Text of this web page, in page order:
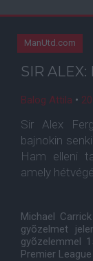
ManUtd.com
SIR ALEX:
Balog Attila •
Sir Alex
bajnokin
Ham elleni
amely
Michael
gyõzelmet
gyõzelemmel
Premier League